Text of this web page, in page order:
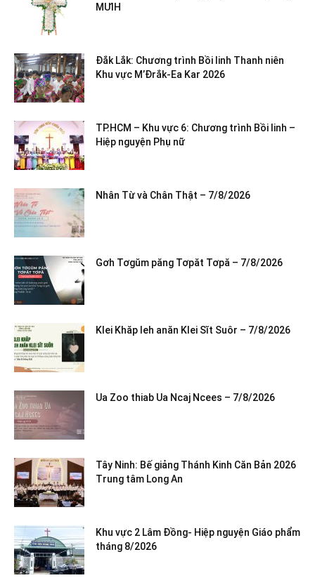
MƯIH
Đắk Lắk: Chương trình Bồi linh Thanh niên
Khu vực M’Đrắk-Ea Kar 2026
TP.HCM – Khu vực 6: Chương trình Bồi linh –
Hiệp nguyện Phụ nữ
Nhân Từ và Chân Thật – 7/8/2026
Gơh Tơgŭm păng Tơpăt Tơpă – 7/8/2026
Klei Khăp leh anăn Klei Sĭt Suôr – 7/8/2026
Ua Zoo thiab Ua Ncaj Ncees – 7/8/2026
Tây Ninh: Bế giảng Thánh Kinh Căn Bản 2026
Trung tâm Long An
Khu vực 2 Lâm Đồng- Hiệp nguyện Giáo phẩm
tháng 8/2026